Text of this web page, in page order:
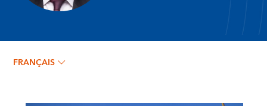
CHADY EL KHOURY
FRANÇAIS